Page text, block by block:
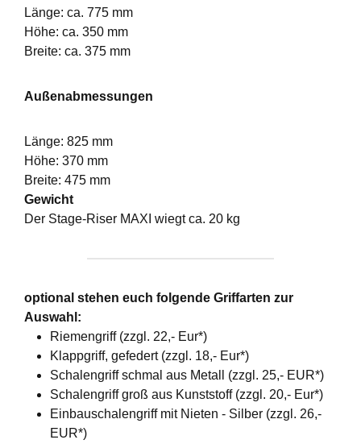
Länge: ca. 775 mm
Höhe: ca. 350 mm
Breite: ca. 375 mm
Außenabmessungen
Länge: 825 mm
Höhe: 370 mm
Breite: 475 mm
Gewicht
Der Stage-Riser MAXI wiegt ca. 20 kg
optional stehen euch folgende Griffarten zur
Auswahl:
Riemengriff (zzgl. 22,- Eur*)
Klappgriff, gefedert (zzgl. 18,- Eur*)
Schalengriff schmal aus Metall (zzgl. 25,- EUR*)
Schalengriff groß aus Kunststoff (zzgl. 20,- Eur*)
Einbauschalengriff mit Nieten - Silber (zzgl. 26,-
EUR*)